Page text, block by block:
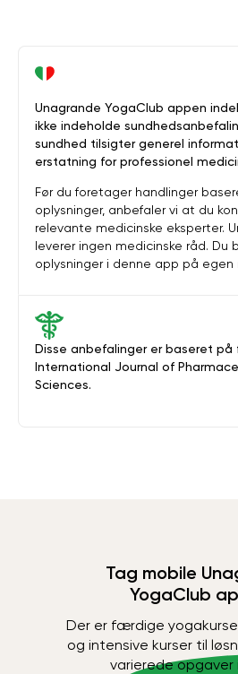
Disse anbefalinger er baseret på
International Journal of
Sciences.
Unagrande YogaClub appen
ikke indeholde
sundhed tilsigter generel
erstatning for professionel
Før du foretager handlinger
oplysninger, anbefaler vi at du
relevante medicinske eksperter.
leverer ingen medicinske råd. Du
oplysninger i denne app på egen
Tag mobile
YogaClub
Der er færdige
og intensive kurser til
varierede opgaver